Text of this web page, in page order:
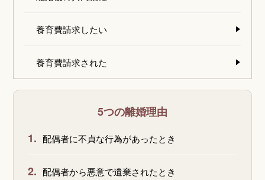
養育費請求したい
養育費請求された
5つの離婚理由
1. 配偶者に不貞な行為があったとき
2. 配偶者から悪意で遺棄されたとき